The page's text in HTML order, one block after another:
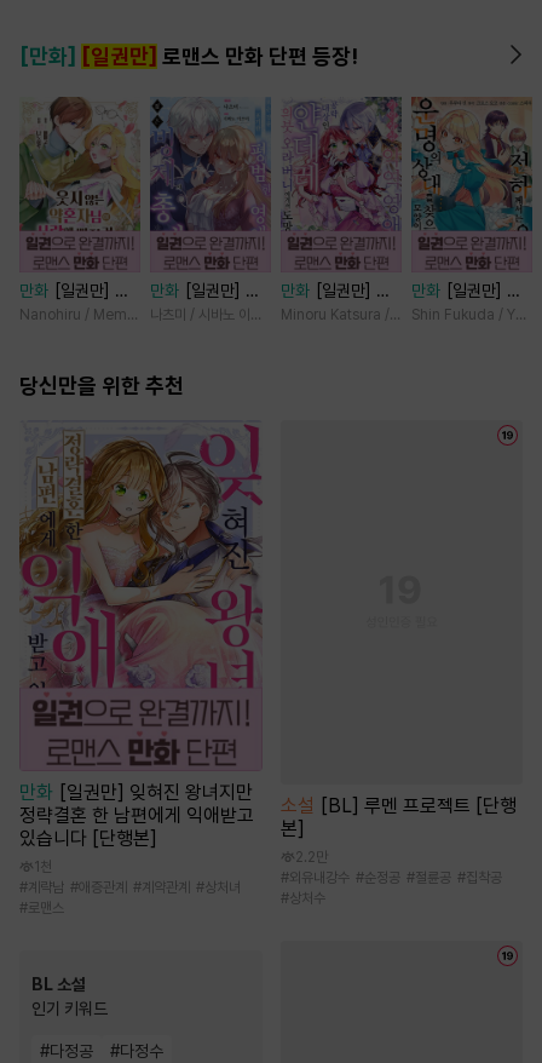
[만화] [일권만] 로맨스 만화 단편 등장!
만화
[일권만] 웃
지 않는 약혼자님
습니다 [단행본]
Nanohiru / Memeko
만화
[일권만] 모
든 것을 포기한 평
는다 [단행본]
나츠미 / 시바노 이즈미
만화
[일권만] 기
억상실 악역 영애
Minoru Katsura / Mizune
만화
[일권만] 전
하께서는 오늘도
Shin Fukuda / Yoko
당신만을 위한 추천
만화 [일권만] 잊혀진 왕녀지만
정략결혼 한 남편에게 익애받고
있습니다 [단행본]
1천
# 계략남 #애증관계 # 계약관계 #상처녀
#로맨스
BL 소설
인기 키워드
#다정공 #다정수
소설 [BL] 루멘 프로젝트 [단행
본]
2.2만
#외유내강수 #순정공 #절륜공 #집착공
#상처수